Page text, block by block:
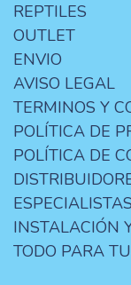
REPTILES
OUTLET
ENVIO
AVISO LEGAL
TERMINOS Y
POLÍTICA DE
POLÍTICA DE
INSTALACIÓN
TODO PARA